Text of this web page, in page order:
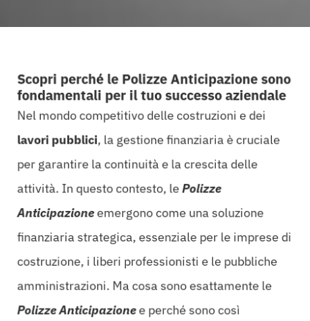
Scopri perché le Polizze Anticipazione sono
fondamentali per il tuo successo aziendale
Nel mondo competitivo delle costruzioni e dei
lavori pubblici, la gestione finanziaria è cruciale
per garantire la continuità e la crescita delle
attività. In questo contesto, lePolizze
Anticipazioneemergono come una soluzione
finanziaria strategica, essenziale per le imprese di
costruzione, i liberi professionisti e le pubbliche
amministrazioni. Ma cosa sono esattamente le
Polizze Anticipazionee perché sono così